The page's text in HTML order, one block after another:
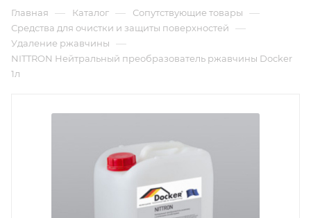
Главная — Каталог — Сопутствующие товары —
Средства для очистки и защиты поверхностей —
Удаление ржавчины —
NITTRON Нейтральный преобразователь ржавчины Docker
1л